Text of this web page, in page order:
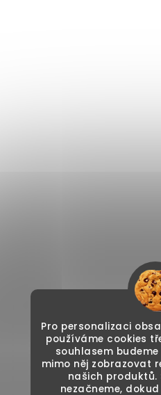
Pro personalizaci
používáme cookies
souhlasem
mimo něj zobrazovat
našich
nezačneme,